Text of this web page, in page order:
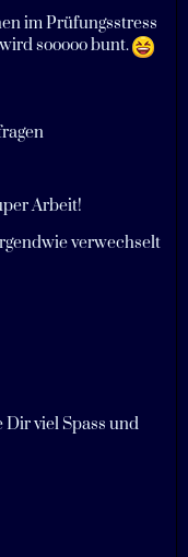
im Prüfungsstress
sooooo bunt.
Arbeit!
verwechselt
Dir viel Spass und